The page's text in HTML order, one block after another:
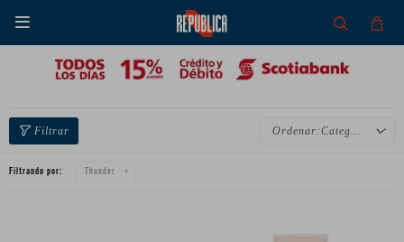

Categoría
Filtrando por: Thunder